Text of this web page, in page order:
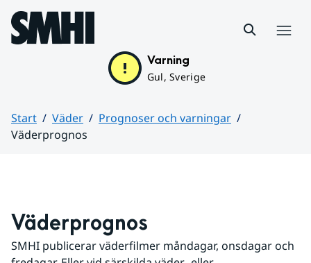
Hoppa till sidans innehåll
Varning
Gul, Sverige
Start Väder
Prognoser och varningar
Väderprognos
Väderprognos
SMHI publicerar väderfilmer måndagar, onsdagar och